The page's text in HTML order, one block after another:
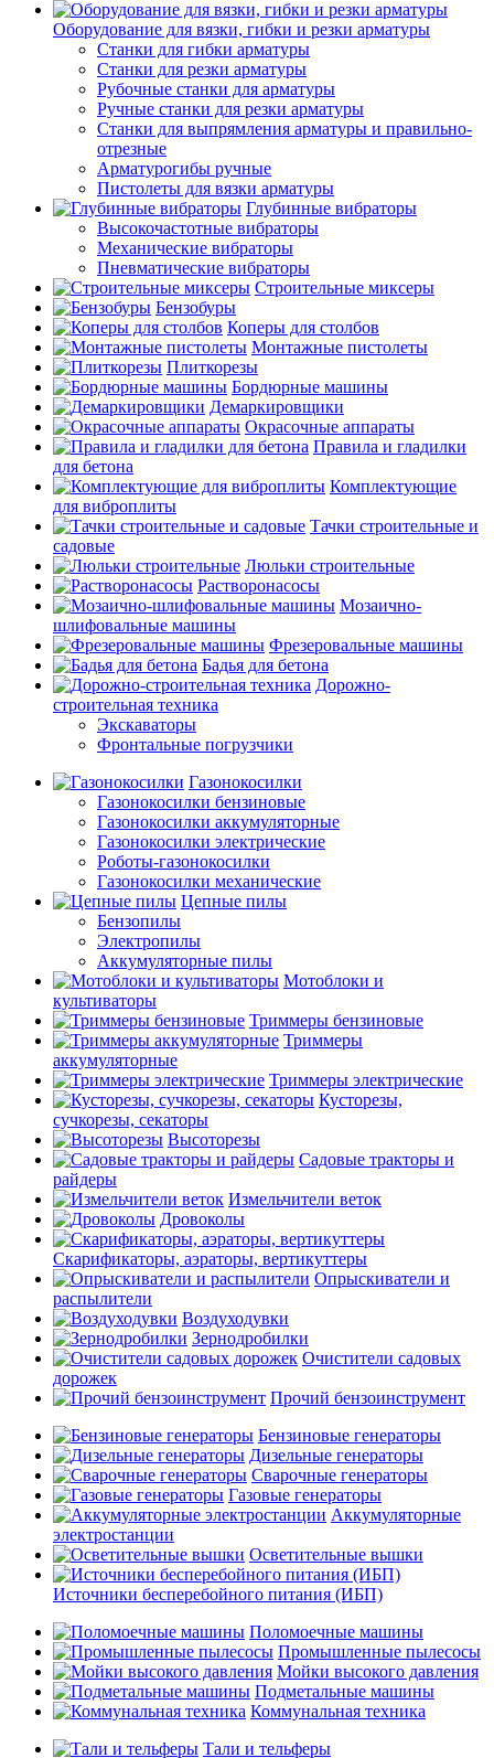
Оборудование для вязки, гибки и резки арматуры
Станки для гибки арматуры
Станки для резки арматуры
Рубочные станки для арматуры
Ручные станки для резки арматуры
Станки для выпрямления арматуры и правильно-
отрезные
Арматурогибы ручные
Пистолеты для вязки арматуры
Глубинные вибраторы
Высокочастотные вибраторы
Механические вибраторы
Пневматические вибраторы
Строительные миксеры
Бензобуры
Коперы для столбов
Монтажные пистолеты
Плиткорезы
Бордюрные машины
Демаркировщики
Окрасочные аппараты
Правила и гладилки
для бетона
Комплектующие
для виброплиты
Тачки строительные и
садовые
Люльки строительные
Растворонасосы
Мозаично-
шлифовальные машины
Фрезеровальные машины
Бадья для бетона
Дорожно-
строительная техника
Экскаваторы
Фронтальные погрузчики
Газонокосилки
Газонокосилки бензиновые
Газонокосилки аккумуляторные
Газонокосилки электрические
Роботы-газонокосилки
Газонокосилки механические
Цепные пилы
Бензопилы
Электропилы
Аккумуляторные пилы
Мотоблоки и
культиваторы
Триммеры бензиновые
Триммеры
аккумуляторные
Триммеры электрические
Кусторезы,
сучкорезы, секаторы
Высоторезы
Садовые тракторы и
райдеры
Измельчители веток
Дровоколы
Скарификаторы, аэраторы, вертикуттеры
Опрыскиватели и
распылители
Воздуходувки
Зернодробилки
Очистители садовых
дорожек
Прочий бензоинструмент
Бензиновые генераторы
Дизельные генераторы
Сварочные генераторы
Газовые генераторы
Аккумуляторные
электростанции
Осветительные вышки
Источники бесперебойного питания (ИБП)
Поломоечные машины
Промышленные пылесосы
Мойки высокого давления
Подметальные машины
Коммунальная техника
Тали и тельферы